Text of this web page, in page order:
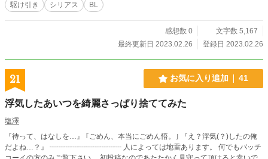
駆け引き
シリアス BL
感想数 0
文字数 5,167
最終更新日 2023.02.26
登録日 2023.02.26
21 お気に入り追加 41
浮気したあいつを綺麗さっぱり捨ててみた
塩澤
『待って、はなしを…』 ｢ごめん、本当にごめん悟。｣ 『え？浮気(？)したの俺
だよね…？』 ┈┈┈┈┈┈┈┈┈┈ 人によっては地雷あります。 何でもバッチ